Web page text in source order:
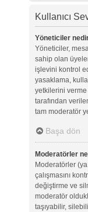
Kullanıcı
Yöneticiler
Yöneticiler,
sahip olan
işlevini kontrol
yasaklama,
yetkilerini verme
tarafından
tam moderatör
Başa dön
Moderatörler
Moderatörler
çalışmasını
değiştirme ve
moderatör
taşıyabilir,